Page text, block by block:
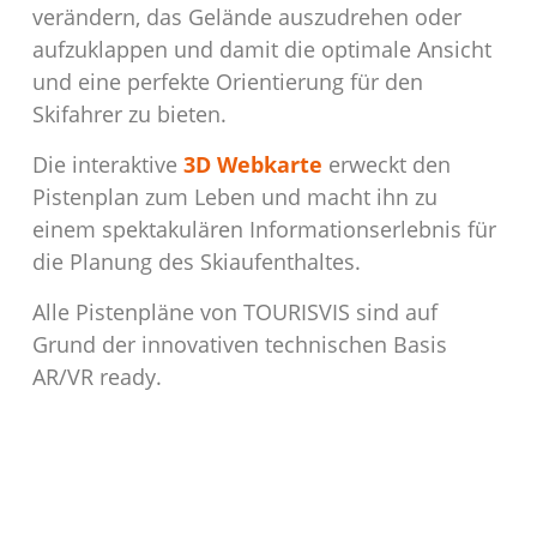
verändern, das Gelände auszudrehen oder
aufzuklappen und damit die optimale Ansicht
und eine perfekte Orientierung für den
Skifahrer zu bieten.
Die interaktive 3D Webkarte erweckt den
Pistenplan zum Leben und macht ihn zu
einem spektakulären Informationserlebnis für
die Planung des Skiaufenthaltes.
Alle Pistenpläne von TOURISVIS sind auf
Grund der innovativen technischen Basis
AR/VR ready.